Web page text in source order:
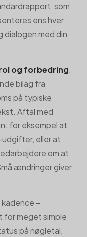
som
ens hver
dialogen med din
og forbedring.
bilag fra
på typiske
Aftal med
for eksempel at
eller at
om at
ændringer giver
–
for meget simple
på nøgletal,